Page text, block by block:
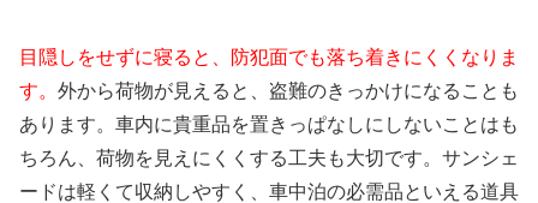
目隠しをせずに寝ると、防犯面でも落ち着きにくくなりま
す。 外から荷物が見えると、盗難のきっかけになることも
あります。車内に貴重品を置きっぱなしにしないことはも
ちろん、荷物を見えにくくする工夫も大切です。サンシェ
ードは軽くて収納しやすく、車中泊の必需品といえる道具